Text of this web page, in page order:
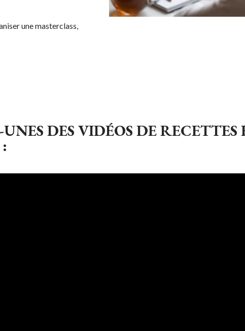
une masterclass,
DES VIDÉOS DE RECETTES